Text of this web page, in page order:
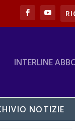
INTERLINE
NOTIZIE